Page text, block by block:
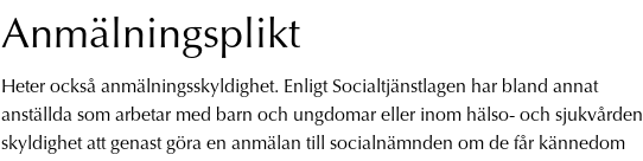
Anmälningsplikt
Heter också anmälningsskyldighet. Enligt Socialtjänstlagen har bland annat
anställda som arbetar med barn och ungdomar eller inom hälso- och sjukvården
skyldighet att genast göra en anmälan till socialnämnden om de får kännedom